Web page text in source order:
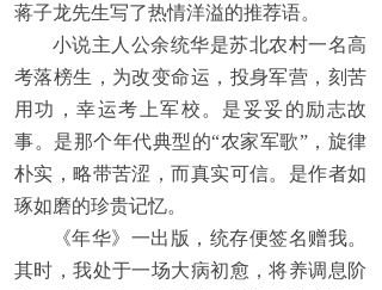
蒋子龙先生写了热情洋溢的推荐语。
小说主人公余统华是苏北农村一名高
考落榜生，为改变命运，投身军营，刻苦
用功，幸运考上军校。是妥妥的励志故
事。是那个年代典型的“农家军歌”，旋律
朴实，略带苦涩，而真实可信。是作者如
琢如磨的珍贵记忆。
《年华》一出版，统存便签名赠我。
其时，我处于一场大病初愈，将养调息阶